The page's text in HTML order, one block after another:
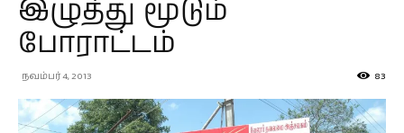
இழுத்து மூடும்
போராட்டம்
நவம்பர் 4, 2013 83